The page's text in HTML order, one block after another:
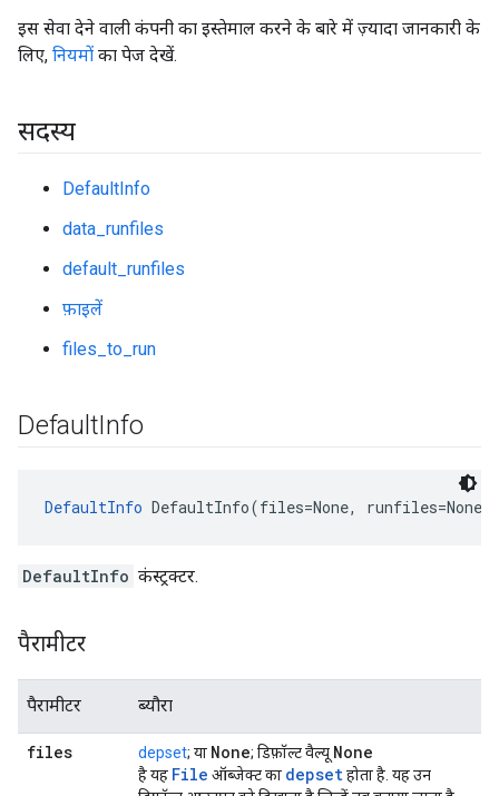
इस सेवा देने वाली कंपनी का इस्तेमाल करने के बारे में ज़्यादा जानकारी के
लिए, नियमों का पेज देखें.
सदस्य
DefaultInfo
data_runfiles
default_runfiles
फ़ाइलें
files_to_run
DefaultInfo
DefaultInfo DefaultInfo(files=None, runfiles=None,
DefaultInfo कंस्ट्रक्टर.
पैरामीटर
पैरामीटर ब्यौरा
files depset; या None; डिफ़ॉल्ट वैल्यू None
है यह File ऑब्जेक्ट का depsetहोता है. यह उन